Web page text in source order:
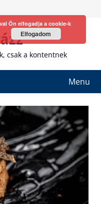
csak a kontentnek
Menu
Ön elfogadja a cookie-k
Elfogadom